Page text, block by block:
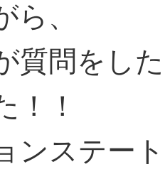
ら、
質問をし
！！
ンステー